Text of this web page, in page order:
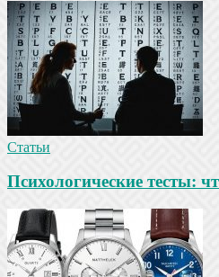
Статьи
Психологические тесты: